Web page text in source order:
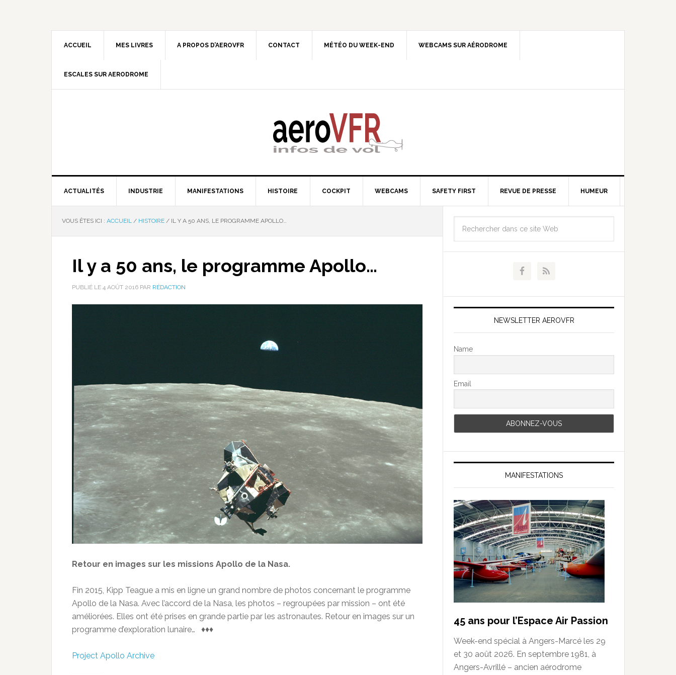
ACCUEIL MES LIVRES A PROPOS D’AEROVFR CONTACT MÉTÉO DU WEEK-END WEBCAMS SUR AÉRODROME
ESCALES SUR AERODROME
ACTUALITÉS INDUSTRIE MANIFESTATIONS HISTOIRE COCKPIT WEBCAMS SAFETY FIRST REVUE DE PRESSE HUMEUR
VOUS ÊTES ICI : ACCUEIL / HISTOIRE / IL Y A 50 ANS, LE PROGRAMME APOLLO…
Il y a 50 ans, le programme Apollo…
PUBLIÉ LE 4 AOÛT 2016 PAR RÉDACTION
Retour en images sur les missions Apollo de la Nasa.
Fin 2015, Kipp Teague a mis en ligne un grand nombre de photos concernant le programme
Apollo de la Nasa. Avec l’accord de la Nasa, les photos – regroupées par mission – ont été
améliorées. Elles ont été prises en grande partie par les astronautes. Retour en images sur un
programme d’exploration lunaire… ♦♦♦
Project Apollo Archive
NEWSLETTER AEROVFR
Name
Email
MANIFESTATIONS
45 ans pour l’Espace Air Passion
Week-end spécial à Angers-Marcé les 29
et 30 août 2026. En septembre 1981, à
Angers-Avrillé – ancien aérodrome